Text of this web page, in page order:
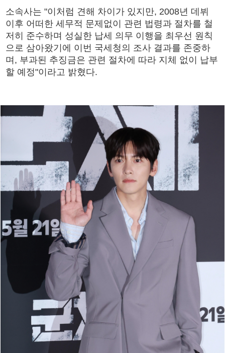
소속사는 "이처럼 견해 차이가 있지만, 2008년 데뷔
이후 어떠한 세무적 문제없이 관련 법령과 절차를 철
저히 준수하며 성실한 납세 의무 이행을 최우선 원칙
으로 삼아왔기에 이번 국세청의 조사 결과를 존중하
며, 부과된 추징금은 관련 절차에 따라 지체 없이 납부
할 예정"이라고 밝혔다.